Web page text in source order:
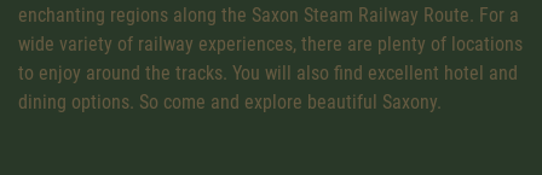
enchanting regions along the Saxon Steam Railway Route. For a
wide variety of railway experiences, there are plenty of locations
to enjoy around the tracks. You will also find excellent hotel and
dining options. So come and explore beautiful Saxony.